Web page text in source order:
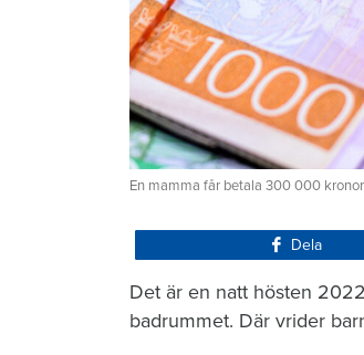
En mamma får betala 300 000
Dela
Det är en natt hösten
badrummet. Där vrider